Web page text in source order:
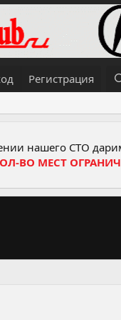
Регистрация
нашего СТО
ВО МЕСТ